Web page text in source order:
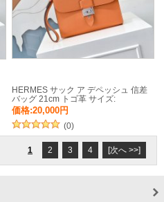
HERMES サック ア デペッシュ 信差
バッグ 21cm トゴ革 サイズ:
価格:20,000円
(0)
1 2 3 4 [次へ >>]